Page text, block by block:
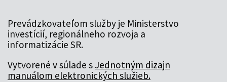
Prevádzkovateľom služby je Ministerstvo
investícií, regionálneho rozvoja a
informatizácie SR.
Vytvorené v súlade s Jednotným dizajn
manuálom elektronických služieb.